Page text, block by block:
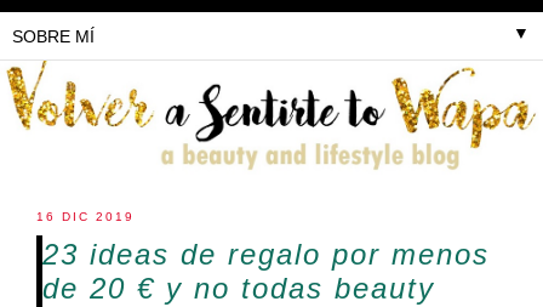
▼
16 DIC 2019
23 ideas de regalo por menos
de 20 € y no todas beauty